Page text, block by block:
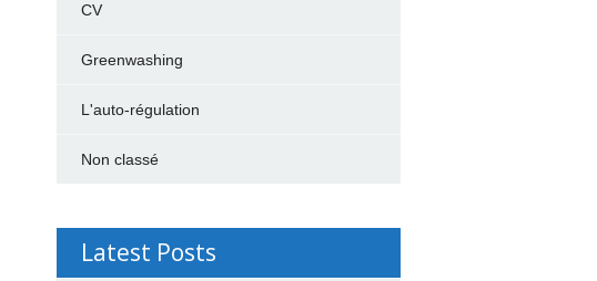
CV
Greenwashing
L'auto-régulation
Non classé
Latest Posts